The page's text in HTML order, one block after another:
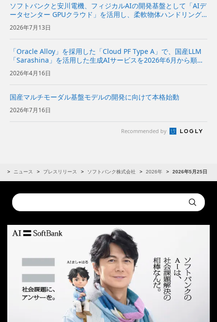
ソフトバンクと安川電機、フィジカルAIの開発基盤として「AIデ
ータセンター GPUクラウド」を活用し、柔軟物体ハンドリング
システムを実証～NVIDIAと協力し、ロボットの動作データ収集
からAIの学習・評価、実機への適用までを効率化～ | 企...
2026年7月13日
「Oracle Alloy」を採用した「Cloud PF Type A」で、国産LLM
「Sarashina」を活用した生成AIサービスを2026年6月から順次
提供〜企業や自治体におけるデータ主権を備えたAI活用のニーズ
に対応〜 | 企業・I...
2026年4月16日
国産マルチモーダル基盤モデルの開発に向けて本格始動
2026年7月16日
Recommended by
ニュース プレスリリース ソフトバンク株式会社 2026年 2026年5月25日
Conduct
a
Submit